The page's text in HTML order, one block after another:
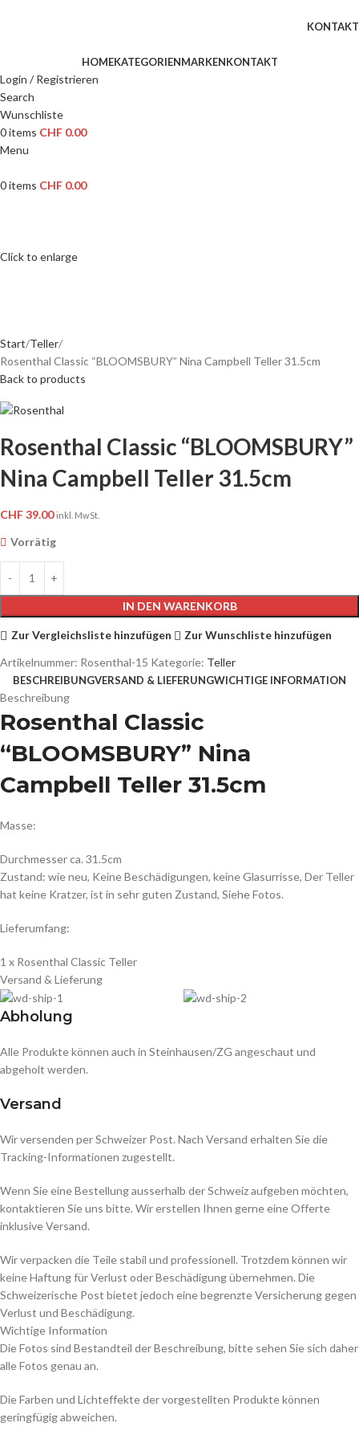
KONTAKT
HOMEKATEGORIENMARKENKONTAKT
Login / Registrieren
Search
Wunschliste
0items CHF 0.00
Menu
0items CHF 0.00
Click to enlarge
Start Teller
Rosenthal Classic “BLOOMSBURY” Nina Campbell Teller 31.5cm
Back to products
Rosenthal Classic “BLOOMSBURY”
Nina Campbell Teller 31.5cm
CHF39.00 inkl. MwSt.
Vorrätig
IN DEN WARENKORB
Zur Vergleichsliste hinzufügen
Zur Wunschliste hinzufügen
Artikelnummer: Rosenthal-15 Kategorie: Teller
BESCHREIBUNGVERSAND & LIEFERUNGWICHTIGE INFORMATION
Beschreibung
Rosenthal Classic
“BLOOMSBURY” Nina
Campbell Teller 31.5cm
Masse:
Durchmesser ca. 31.5cm
Zustand: wie neu, Keine Beschädigungen, keine Glasurrisse, Der Teller
hat keine Kratzer, ist in sehr guten Zustand, Siehe Fotos.
Lieferumfang:
1 x Rosenthal Classic Teller
Versand & Lieferung
Abholung
Alle Produkte können auch in Steinhausen/ZG angeschaut und
abgeholt werden.
Versand
Wir versenden per Schweizer Post. Nach Versand erhalten Sie die
Tracking-Informationen zugestellt.
Wenn Sie eine Bestellung ausserhalb der Schweiz aufgeben möchten,
kontaktieren Sie uns bitte. Wir erstellen Ihnen gerne eine Offerte
inklusive Versand.
Wir verpacken die Teile stabil und professionell. Trotzdem können wir
keine Haftung für Verlust oder Beschädigung übernehmen. Die
Schweizerische Post bietet jedoch eine begrenzte Versicherung gegen
Verlust und Beschädigung.
Wichtige Information
Die Fotos sind Bestandteil der Beschreibung, bitte sehen Sie sich daher
alle Fotos genau an.
Die Farben und Lichteffekte der vorgestellten Produkte können
geringfügig abweichen.